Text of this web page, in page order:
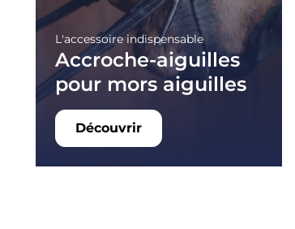
L'accessoire indispensable
Accroche-aiguilles
pour mors aiguilles
Découvrir